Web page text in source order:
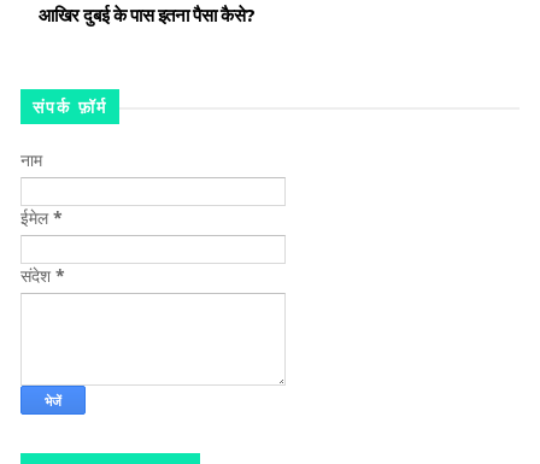
आखिर दुबई के पास इतना पैसा कैसे?
संपर्क फ़ॉर्म
नाम
ईमेल*
संदेश *